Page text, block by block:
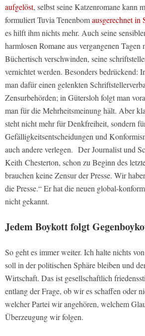
aufgelöst, selbst seine Katzenromane kann
formuliert Tuvia Tenenbomausgerechnet in
es hilft ihm nichts mehr. Auch seine
harmlosen Romane aus vergangenen Tagen
Büchertisch verschwinden, seine
vernichtet werden. Besonders bedrückend:
man dafür einen gelenkten
Zensurbehörden; in Gütersloh folgt man
man für die Mehrheitsmeinung hält. Aber
steht nicht mehr für Denkfreiheit, sondern
Gefälligkeitsentscheidungen und
auch andere verlegen. Der Journalist und
Keith Chesterton, schon zu Beginn des
brauchen keine Zensur der Presse. Wir
die Presse.“ Er hat die neuen global-
nicht gekannt.
Jedem Boykott folgt
So geht es immer weiter. Ich halte nichts
soll in der politischen Sphäre bleiben und
Wirtschaft. Das ist gesellschaftlich
entlang der Frage, ob wir es schaffen oder
welcher Partei wir angehören, welchem
Überzeugung wir folgen.